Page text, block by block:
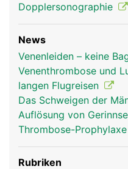
Dopplersonographie
News
Venenleiden – keine
Venenthrombose und
langen Flugreisen
Das Schweigen der
Auflösung von
Thrombose-
Rubriken